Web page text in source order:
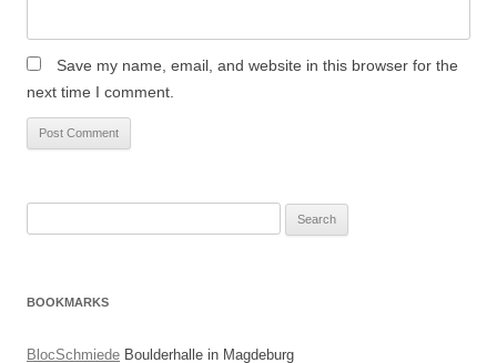
Save my name, email, and website in this browser for the
next time I comment.
BOOKMARKS
BlocSchmiede Boulderhalle in Magdeburg